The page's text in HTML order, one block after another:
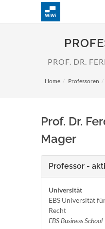
PROF. DR.
Home Professoren
Prof. Dr.
Mager
Professor -
Universität
EBS Universität
Recht
EBS Business School